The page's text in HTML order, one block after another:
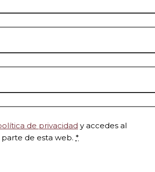
de privacidad y accedes al
de esta web.*